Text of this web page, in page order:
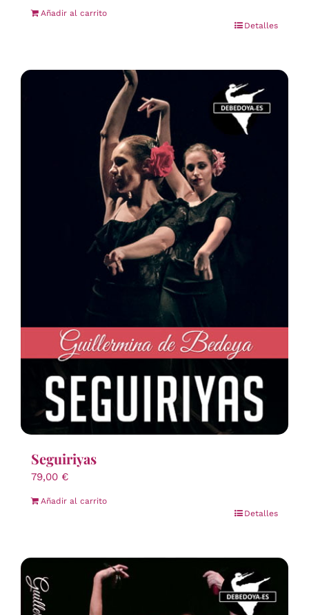
Añadir al carrito
Detalles
Seguiriyas
79,00 €
Añadir al carrito
Detalles